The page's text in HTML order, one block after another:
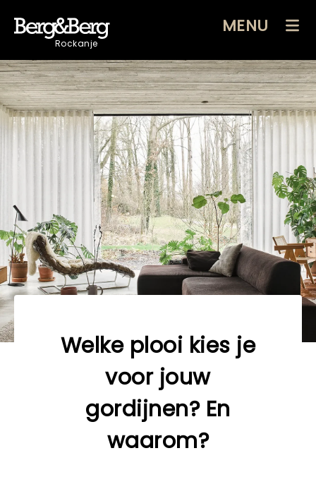
Rockanje
MENU
Welke plooi kies je
voor jouw
gordijnen? En
waarom?